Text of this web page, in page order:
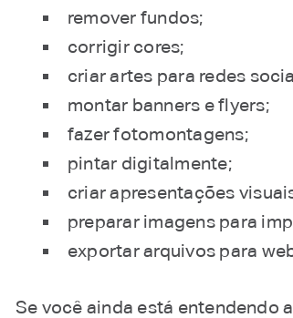
remover fundos;
corrigir cores;
criar artes para redes
montar banners e flyers;
fazer fotomontagens;
pintar digitalmente;
criar apresentações
preparar imagens para
exportar arquivos para
Se você ainda está entendendo